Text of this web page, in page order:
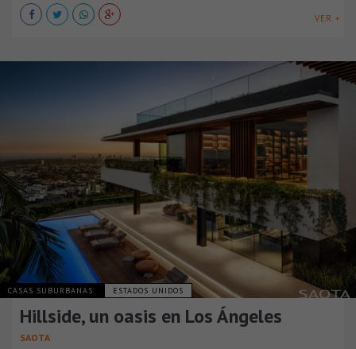
VER +
CASAS SUBURBANAS ESTADOS UNIDOS
Hillside, un oasis en Los Ángeles
SAOTA